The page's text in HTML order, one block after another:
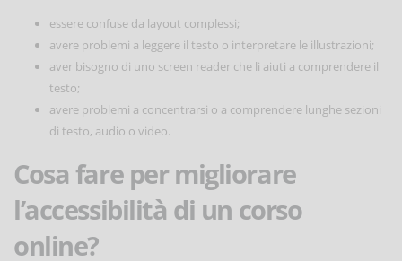
essere confuse da layout complessi;
avere problemi a leggere il testo o interpretare le illustrazioni;
aver bisogno di uno screen reader che li aiuti a comprendere il
testo;
avere problemi a concentrarsi o a comprendere lunghe sezioni
di testo, audio o video.
Cosa fare per migliorare
l’accessibilità di un corso
online?